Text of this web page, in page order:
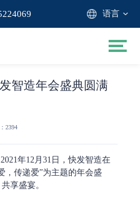
语言
智造年会盛典圆满
2394
年12月31日，快发智造在
，传递爱”为主题的年会盛
享盛宴。